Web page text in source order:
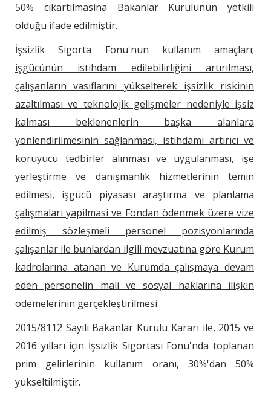
50% cikartilmasina Bakanlar Kurulunun yetkili
olduğu ifade edilmiştir.
İşsizlik Sigorta Fonu'nun kullanım amaçları;
işgücünün istihdam edilebilirliğini artırılması,
çalışanların vasıflarını yükselterek işsizlik riskinin
azaltılması ve teknolojik gelişmeler nedeniyle işsiz
kalması beklenenlerin başka alanlara
yönlendirilmesinin sağlanması, istihdamı artırıcı ve
koruyucu tedbirler alınması ve uygulanması, işe
yerleştirme ve danışmanlık hizmetlerinin temin
edilmesi, işgücü piyasası araştırma ve planlama
çalışmaları yapilmasi ve Fondan ödenmek üzere vize
edilmiş sözleşmeli personel pozisyonlarında
çalışanlar ile bunlardan ilgili mevzuatına göre Kurum
kadrolarına atanan ve Kurumda çalışmaya devam
eden personelin mali ve sosyal haklarına ilişkin
ödemelerinin gerçekleştirilmesi
2015/8112 Sayılı Bakanlar Kurulu Kararı ile, 2015 ve
2016 yılları için İşsizlik Sigortası Fonu'nda toplanan
prim gelirlerinin kullanım oranı, 30%'dan 50%
yükseltilmiştir.